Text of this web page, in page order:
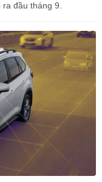
đầu tháng 9.